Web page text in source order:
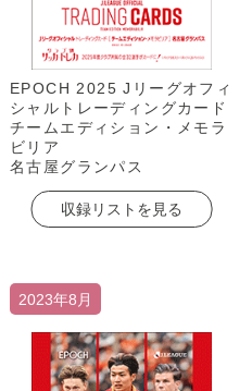
EPOCH 2025 Jリーグオフィ
シャルトレーディングカード
チームエディション・メモラ
ビリア
名古屋グランパス
収録リストを見る
2023年8月